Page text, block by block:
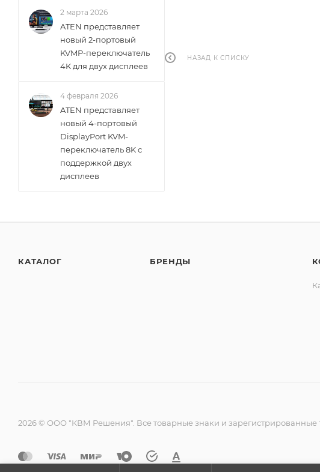
НАЗАД К СПИСКУ
2 марта 2026
ATEN представляет
новый 2-портовый
KVMP-переключатель
4K для двух дисплеев
4 февраля 2026
ATEN представляет
новый 4-портовый
DisplayPort KVM-
переключатель 8K с
поддержкой двух
дисплеев
КАТАЛОГ БРЕНДЫ
2026 © ООО "КВМ Решения". Все товарные знаки и зарегистрированные